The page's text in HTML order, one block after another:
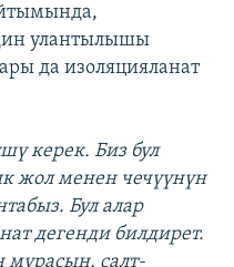
улантылышы
да изоляцияланат
керек. Биз бул
жол менен чечүүнүн
Бул алар
дегенди билдирет.
мурасын, салт-